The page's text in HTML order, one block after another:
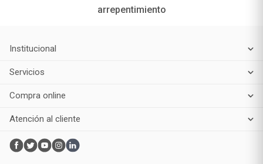
arrepentimiento
Institucional
Servicios
Compra online
Atención al cliente